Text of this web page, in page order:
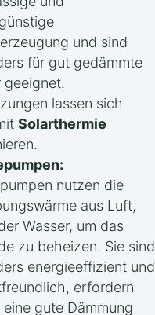
und sind
für gut gedämmte
geeignet.
lassen sich
Solarthermie
nutzen die
aus Luft,
Wasser, um das
zu beheizen. Sie sind
energieeffizient und
erfordern
gute Dämmung